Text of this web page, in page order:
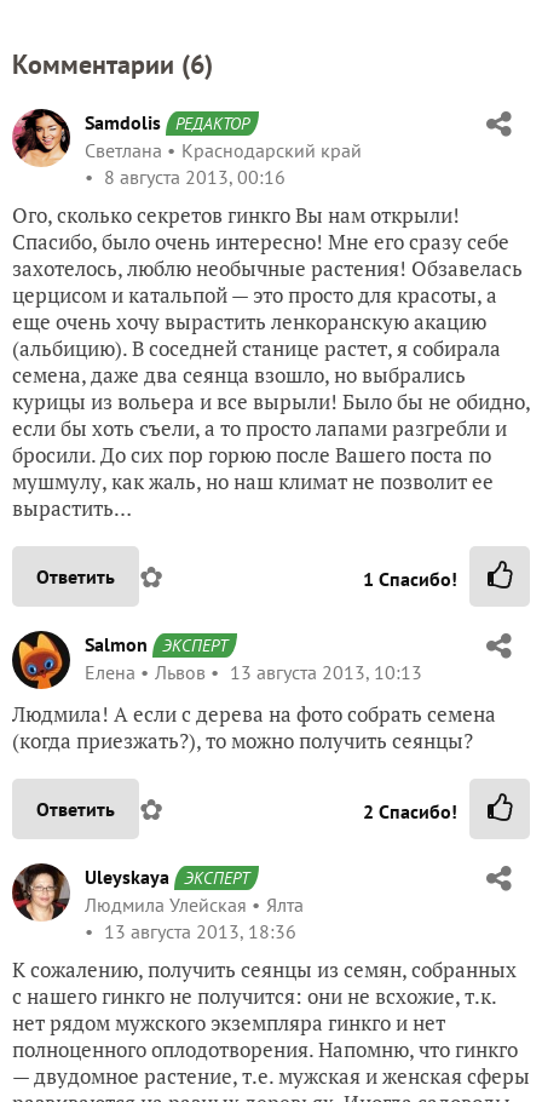
Комментарии (6)
Samdolis РЕДАКТОР
Светлана
Краснодарский край
8 августа 2013, 00:16
Ого, сколько секретов гинкго Вы нам открыли!
Спасибо, было очень интересно! Мне его сразу себе
захотелось, люблю необычные растения! Обзавелась
церцисом и катальпой — это просто для красоты, а
еще очень хочу вырастить ленкоранскую акацию
(альбицию). В соседней станице растет, я собирала
семена, даже два сеянца взошло, но выбрались
курицы из вольера и все вырыли! Было бы не обидно,
если бы хоть съели, а то просто лапами разгребли и
бросили. До сих пор горюю после Вашего поста по
мушмулу, как жаль, но наш климат не позволит ее
вырастить…
Ответить ✿ 1 Спасибо!
Salmon ЭКСПЕРТ
Елена Львов 13 августа 2013, 10:13
Людмила! А если с дерева на фото собрать семена
(когда приезжать?), то можно получить сеянцы?
Ответить ✿ 2 Спасибо!
Uleyskaya ЭКСПЕРТ
Людмила Улейская
Ялта
13 августа 2013, 18:36
К сожалению, получить сеянцы из семян, собранных
с нашего гинкго не получится: они не всхожие, т.к.
нет рядом мужского экземпляра гинкго и нет
полноценного оплодотворения. Напомню, что гинкго
— двудомное растение, т.е. мужская и женская сферы